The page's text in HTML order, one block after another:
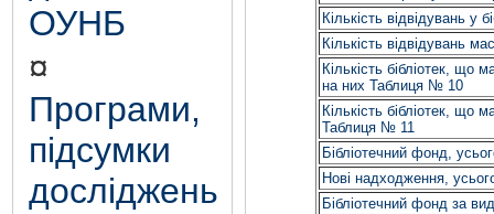
ОУНБ
¤
Програми,
підсумки
досліджень
Кількість відвідувань у
Кількість відвідувань
Кількість бібліотек, що
на них Таблиця № 10
Кількість бібліотек, що
Таблиця № 11
Бібліотечний фонд,
Нові надходження,
Бібліотечний фонд за